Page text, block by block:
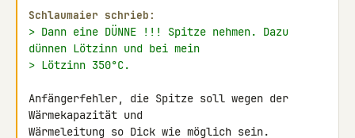
Schlaumaier schrieb:
> Dann eine DÜNNE !!! Spitze nehmen. Dazu
dünnen Lötzinn und bei mein
> Lötzinn 350°C.
Anfängerfehler, die Spitze soll wegen der
Wärmekapazität und
Wärmeleitung so Dick wie möglich sein.